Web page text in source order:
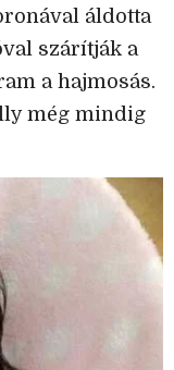
áldotta
szárítják a
a hajmosás.
még mindig